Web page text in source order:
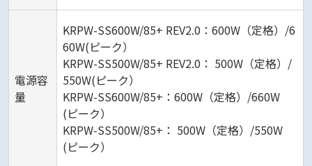
電源容
量
KRPW-SS600W/85+ REV2.0：600W（定格）/6
60W(ピーク）
KRPW-SS500W/85+ REV2.0： 500W（定格）/
550W(ピーク）
KRPW-SS600W/85+：600W（定格）/660W
(ピーク）
KRPW-SS500W/85+： 500W（定格）/550W
(ピーク）